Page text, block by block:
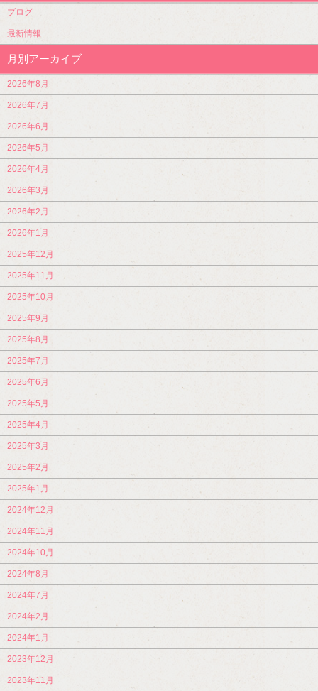
ブログ
最新情報
月別アーカイブ
2026年8月
2026年7月
2026年6月
2026年5月
2026年4月
2026年3月
2026年2月
2026年1月
2025年12月
2025年11月
2025年10月
2025年9月
2025年8月
2025年7月
2025年6月
2025年5月
2025年4月
2025年3月
2025年2月
2025年1月
2024年12月
2024年11月
2024年10月
2024年8月
2024年7月
2024年2月
2024年1月
2023年12月
2023年11月